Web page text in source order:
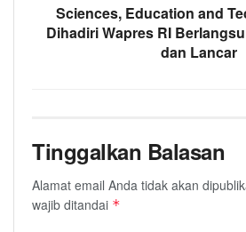
Sciences, Education and
Dihadiri Wapres RI
dan Lancar
Tinggalkan Balasan
Alamat email Anda tidak akan
wajib ditandai *